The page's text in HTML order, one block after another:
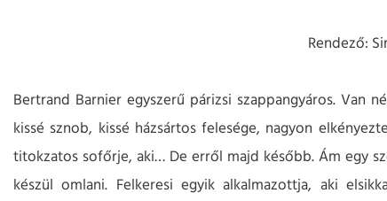
Rendező:
Bertrand Barnier egyszerű párizsi szappangyáros. Van
kissé sznob, kissé házsártos felesége, nagyon
titokzatos sofőrje, aki… De erről majd később. Ám egy
készül omlani. Felkeresi egyik alkalmazottja, aki